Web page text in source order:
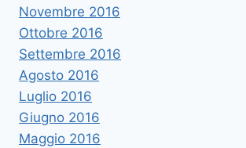
Novembre 2016
Ottobre 2016
Settembre 2016
Agosto 2016
Luglio 2016
Giugno 2016
Maggio 2016